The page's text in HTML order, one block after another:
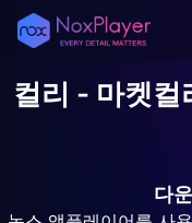
컬리 - 마켓컬
다